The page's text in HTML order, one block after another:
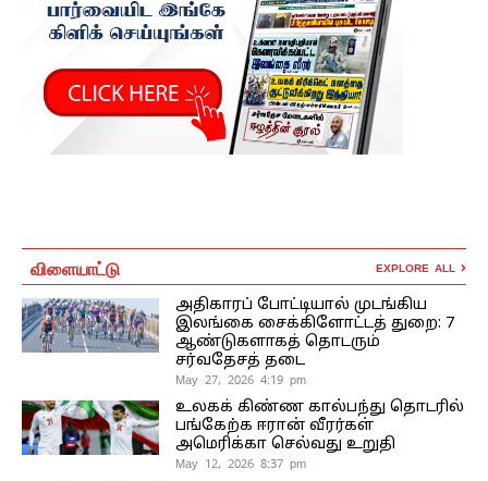
விளையாட்டு EXPLORE ALL
அதிகாரப் போட்டியால் முடங்கிய
இலங்கை சைக்கிளோட்டத் துறை: 7
ஆண்டுகளாகத் தொடரும்
சர்வதேசத் தடை
May 27, 2026 4:19 pm
உலகக் கிண்ண கால்பந்து தொடரில்
பங்கேற்க ஈரான் வீரர்கள்
அமெரிக்கா செல்வது உறுதி
May 12, 2026 8:37 pm